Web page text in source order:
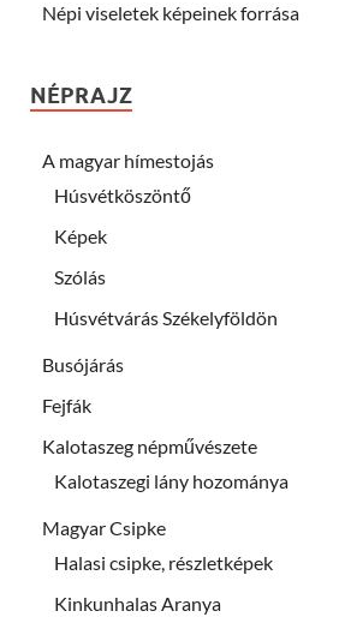
Népi viseletek képeinek forrása
NÉPRAJZ
A magyar hímestojás
Húsvétköszöntő
Képek
Szólás
Húsvétvárás Székelyföldön
Busójárás
Fejfák
Kalotaszeg népművészete
Kalotaszegi lány hozománya
Magyar Csipke
Halasi csipke, részletképek
Kinkunhalas Aranya